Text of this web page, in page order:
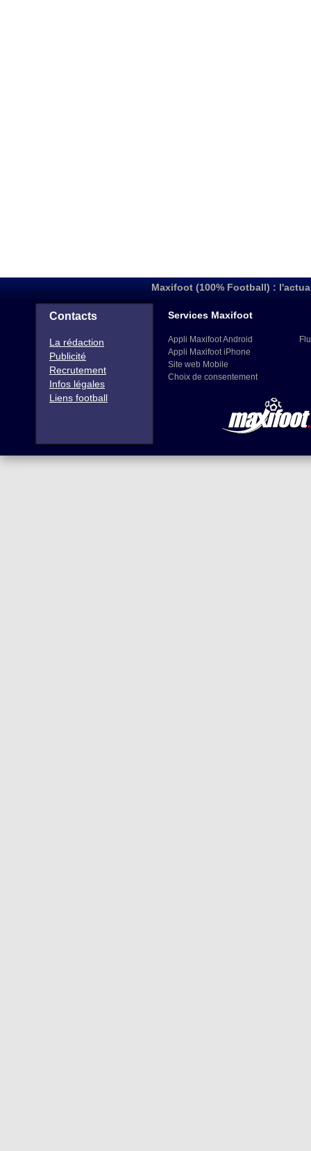
Maxifoot (100% Football) :
Contacts
La rédaction
Publicité
Recrutement
Infos légales
Liens football
Services Maxifoot
Appli Maxifoot Android
Appli Maxifoot iPhone
Site web Mobile
Choix de consentement